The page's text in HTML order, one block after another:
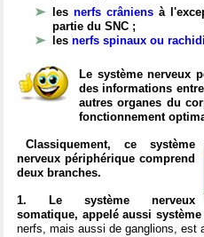
les nerfs crâniens à
partie du SNC ;
les nerfs spinaux ou
Le système nerveux
des informations
autres organes du
fonctionnement
Classiquement, ce système
nerveux périphérique comprend
deux branches.
1. Le système nerveux
somatique, appelé aussi
nerfs, mais aussi de ganglions, est